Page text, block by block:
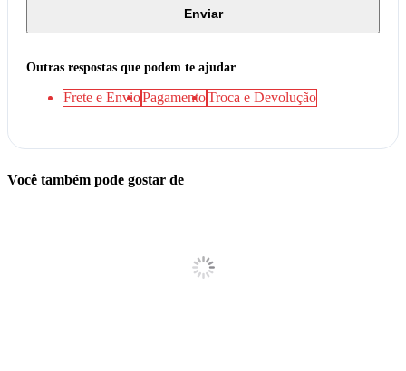
Enviar
Outras respostas que podem te ajudar
Frete e EnvioPagamentoTroca e Devolução
Você também pode gostar de